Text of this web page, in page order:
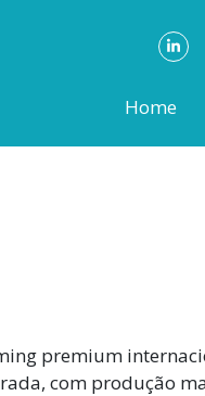
Home
premium
com produção